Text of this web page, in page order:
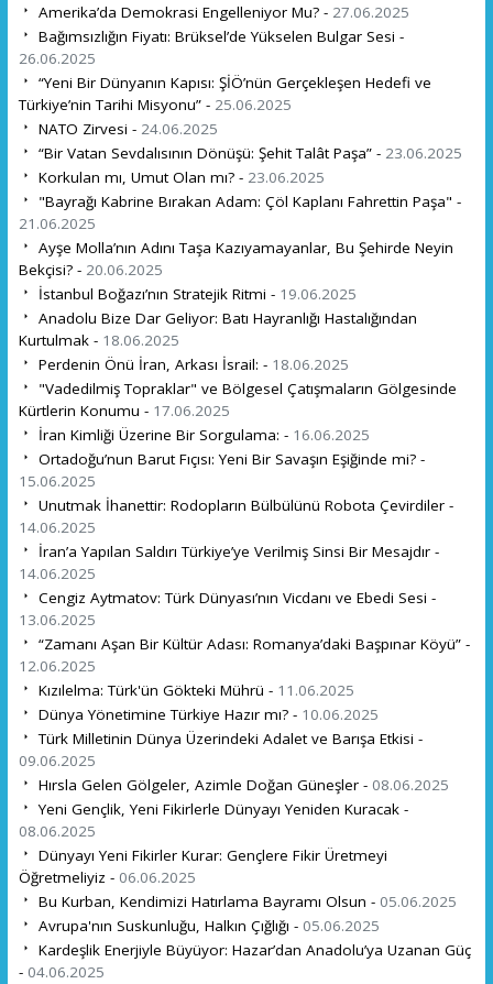
Amerika’da Demokrasi Engelleniyor Mu? - 27.06.2025
Bağımsızlığın Fiyatı: Brüksel’de Yükselen Bulgar Sesi -
26.06.2025
“Yeni Bir Dünyanın Kapısı: ŞİÖ’nün Gerçekleşen Hedefi ve
Türkiye’nin Tarihi Misyonu” - 25.06.2025
NATO Zirvesi - 24.06.2025
“Bir Vatan Sevdalısının Dönüşü: Şehit Talât Paşa” - 23.06.2025
Korkulan mı, Umut Olan mı? - 23.06.2025
"Bayrağı Kabrine Bırakan Adam: Çöl Kaplanı Fahrettin Paşa" -
21.06.2025
Ayşe Molla’nın Adını Taşa Kazıyamayanlar, Bu Şehirde Neyin
Bekçisi? - 20.06.2025
İstanbul Boğazı’nın Stratejik Ritmi - 19.06.2025
Anadolu Bize Dar Geliyor: Batı Hayranlığı Hastalığından
Kurtulmak - 18.06.2025
Perdenin Önü İran, Arkası İsrail: - 18.06.2025
"Vadedilmiş Topraklar" ve Bölgesel Çatışmaların Gölgesinde
Kürtlerin Konumu - 17.06.2025
İran Kimliği Üzerine Bir Sorgulama: - 16.06.2025
Ortadoğu’nun Barut Fıçısı: Yeni Bir Savaşın Eşiğinde mi? -
15.06.2025
Unutmak İhanettir: Rodopların Bülbülünü Robota Çevirdiler -
14.06.2025
İran’a Yapılan Saldırı Türkiye’ye Verilmiş Sinsi Bir Mesajdır -
14.06.2025
Cengiz Aytmatov: Türk Dünyası’nın Vicdanı ve Ebedi Sesi -
13.06.2025
“Zamanı Aşan Bir Kültür Adası: Romanya’daki Başpınar Köyü” -
12.06.2025
Kızılelma: Türk'ün Gökteki Mührü - 11.06.2025
Dünya Yönetimine Türkiye Hazır mı? - 10.06.2025
Türk Milletinin Dünya Üzerindeki Adalet ve Barışa Etkisi -
09.06.2025
Hırsla Gelen Gölgeler, Azimle Doğan Güneşler - 08.06.2025
Yeni Gençlik, Yeni Fikirlerle Dünyayı Yeniden Kuracak -
08.06.2025
Dünyayı Yeni Fikirler Kurar: Gençlere Fikir Üretmeyi
Öğretmeliyiz - 06.06.2025
Bu Kurban, Kendimizi Hatırlama Bayramı Olsun - 05.06.2025
Avrupa'nın Suskunluğu, Halkın Çığlığı - 05.06.2025
Kardeşlik Enerjiyle Büyüyor: Hazar’dan Anadolu’ya Uzanan Güç
- 04.06.2025